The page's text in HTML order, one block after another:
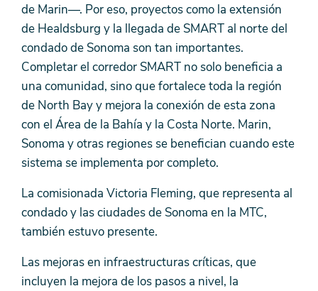
de Marin—. Por eso, proyectos como la extensión
de Healdsburg y la llegada de SMART al norte del
condado de Sonoma son tan importantes.
Completar el corredor SMART no solo beneficia a
una comunidad, sino que fortalece toda la región
de North Bay y mejora la conexión de esta zona
con el Área de la Bahía y la Costa Norte. Marin,
Sonoma y otras regiones se benefician cuando este
sistema se implementa por completo.
La comisionada Victoria Fleming, que representa al
condado y las ciudades de Sonoma en la MTC,
también estuvo presente.
Las mejoras en infraestructuras críticas, que
incluyen la mejora de los pasos a nivel, la